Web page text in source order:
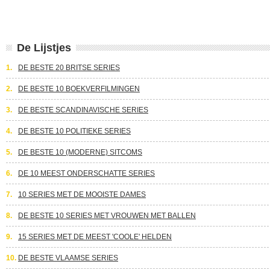
De Lijstjes
1. DE BESTE 20 BRITSE SERIES
2. DE BESTE 10 BOEKVERFILMINGEN
3. DE BESTE SCANDINAVISCHE SERIES
4. DE BESTE 10 POLITIEKE SERIES
5. DE BESTE 10 (MODERNE) SITCOMS
6. DE 10 MEEST ONDERSCHATTE SERIES
7. 10 SERIES MET DE MOOISTE DAMES
8. DE BESTE 10 SERIES MET VROUWEN MET BALLEN
9. 15 SERIES MET DE MEEST 'COOLE' HELDEN
10. DE BESTE VLAAMSE SERIES